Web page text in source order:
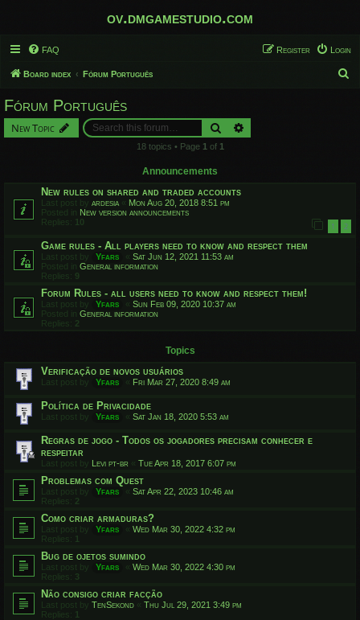
ov.dmgamestudio.com
FAQ Login
Register
Board index Fórum Português
Fórum Português
New Topic Search
18 topics • Page 1 of 1
Announcements
New rules on shared and traded accounts
Last post by ardesia « Mon Aug 20, 2018 8:51 pm
Posted in New version announcements
Replies: 10 1 2
Game rules - All players need to know and respect them
Last post by Yfars « Sat Jun 12, 2021 11:53 am
Posted in General information
Replies: 9
Forum Rules - all users need to know and respect them!
Last post by Yfars « Sun Feb 09, 2020 10:37 am
Posted in General information
Replies: 2
Topics
Verificação de novos usuários
Last post by Yfars « Fri Mar 27, 2020 8:49 am
Política de Privacidade
Last post by Yfars « Sat Jan 18, 2020 5:53 am
Regras de jogo - Todos os jogadores precisam conhecer e
respeitar
Last post by Levi pt-br « Tue Apr 18, 2017 6:07 pm
Problemas com Quest
Last post by Yfars « Sat Apr 22, 2023 10:46 am
Replies: 2
Como criar armaduras?
Last post by Yfars « Wed Mar 30, 2022 4:32 pm
Replies: 1
Bug de ojetos sumindo
Last post by Yfars « Wed Mar 30, 2022 4:30 pm
Replies: 3
Não consigo criar facção
Last post by TenSekond « Thu Jul 29, 2021 3:49 pm
Replies: 1